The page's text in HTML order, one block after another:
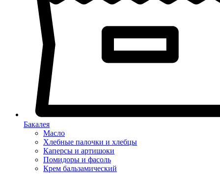
Бакалея
Масло
Хлебные палочки и хлебцы
Каперсы и артишоки
Помидоры и фасоль
Крем бальзамический